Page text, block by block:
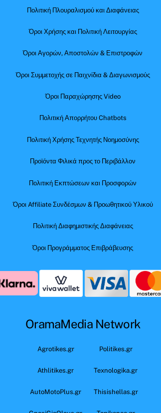
Πολιτική Πλουραλισμού και Διαφάνειας
Όροι Χρήσης και Πολιτική Λειτουργίας
Όροι Αγορών, Αποστολών & Επιστροφών
Όροι Συμμετοχής σε Παιχνίδια & Διαγωνισμούς
Όροι Παραχώρησης Video
Πολιτική Απορρήτου Chatbots
Πολιτική Χρήσης Τεχνητής Νοημοσύνης
Προϊόντα Φιλικά προς το Περιβάλλον
Πολιτική Εκπτώσεων και Προσφορών
Όροι Affiliate Συνδέσμων & Προωθητικού Υλικού
Πολιτική Διαφημιστικής Διαφάνειας
Όροι Προγράμματος Επιβράβευσης
OramaMedia Network
Agrotikes.gr Politikes.gr
Athlitikes.gr Texnologika.gr
AutoMotoPlus.gr Thisishellas.gr